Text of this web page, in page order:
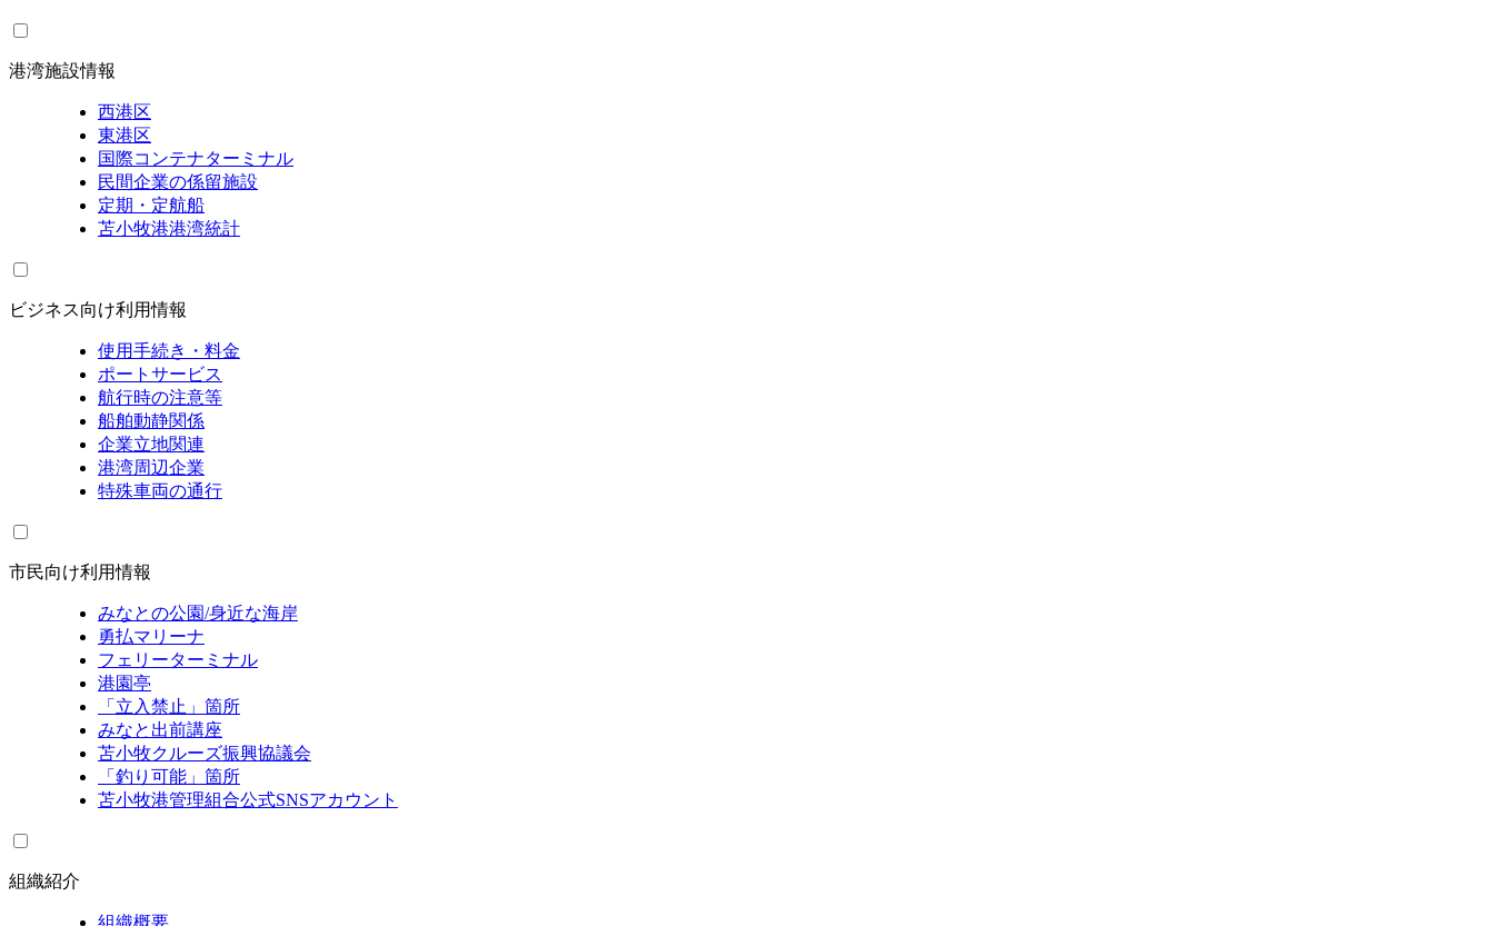
港湾施設情報
西港区
東港区
国際コンテナターミナル
民間企業の係留施設
定期・定航船
苫小牧港港湾統計
ビジネス向け利用情報
使用手続き・料金
ポートサービス
航行時の注意等
船舶動静関係
企業立地関連
港湾周辺企業
特殊車両の通行
市民向け利用情報
みなとの公園/身近な海岸
勇払マリーナ
フェリーターミナル
港園亭
「立入禁止」箇所
みなと出前講座
苫小牧クルーズ振興協議会
「釣り可能」箇所
苫小牧港管理組合公式SNSアカウント
組織紹介
組織概要